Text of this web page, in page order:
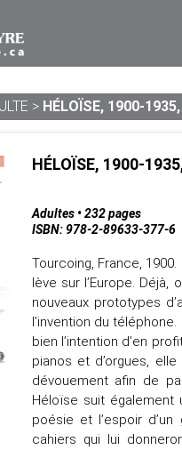
> HÉLOÏSE, 1900-
HÉLOÏSE, 1900-
Adultes • 232 pages
ISBN: 978-2-89633-377-6
Tourcoing, France,
lève sur l’Europe.
nouveaux prototypes
l’invention du
bien l’intention d’en
pianos et d’orgues,
dévouement afin de
Héloïse suit
poésie et l’espoir
cahiers qui lui